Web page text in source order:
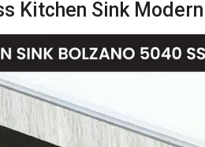
Kitchen Sink